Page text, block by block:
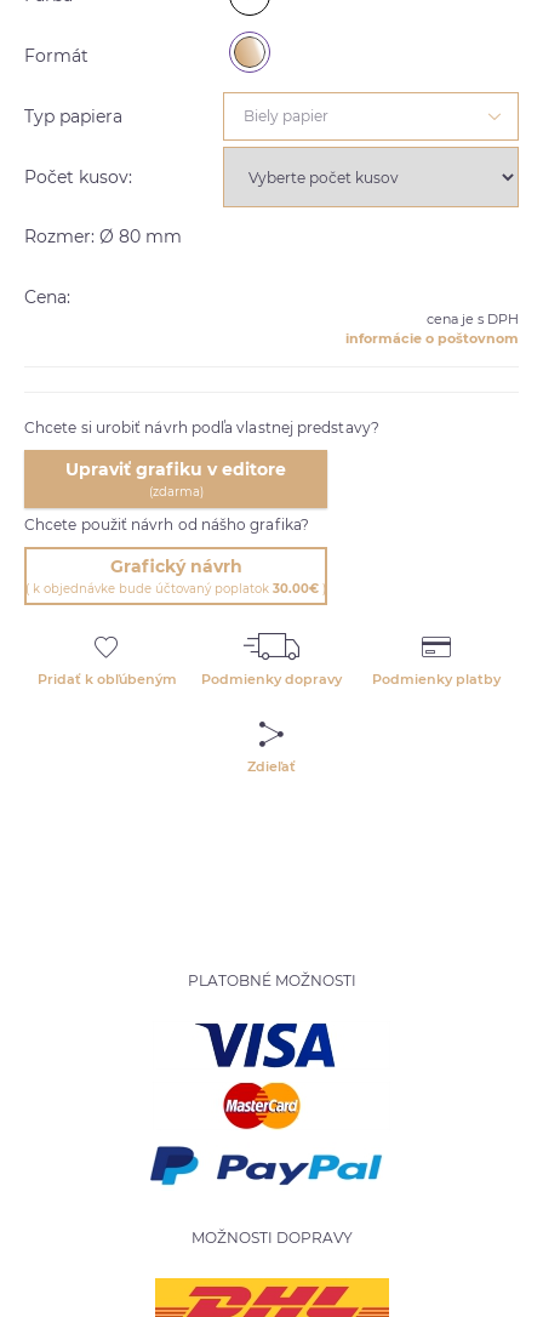
Formát
Typ papiera Biely papier
Počet kusov:
Rozmer: Ø 80 mm
Cena:
cena je s DPH
informácie o poštovnom
Chcete si urobiť návrh podľa vlastnej predstavy?
Upraviť grafiku v editore
(zdarma)
Chcete použiť návrh od nášho grafika?
Grafický návrh
( k objednávke bude účtovaný poplatok 30.00€ )
Pridať k obľúbeným Podmienky dopravy Podmienky platby
Zdieľať
PLATOBNÉ MOŽNOSTI
MOŽNOSTI DOPRAVY